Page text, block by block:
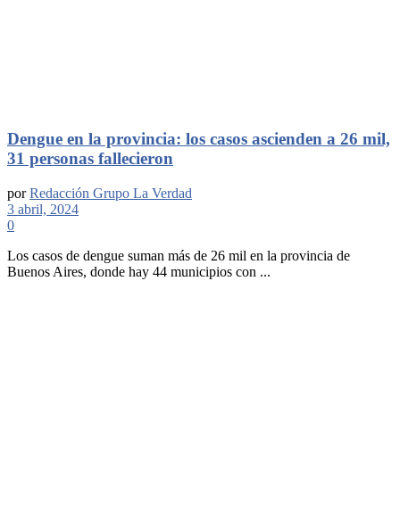
Dengue en la provincia: los casos ascienden a 26 mil,
31 personas fallecieron
por Redacción Grupo La Verdad
3 abril, 2024
0
Los casos de dengue suman más de 26 mil en la provincia de
Buenos Aires, donde hay 44 municipios con ...